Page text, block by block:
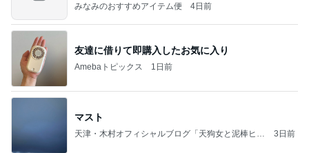
みなみのおすすめアイテム便 4日前
友達に借りて即購入したお気に入り
Amebaトピックス 1日前
マスト
天津・木村オフィシャルブログ「天狗女と泥棒ヒゲ
3日前